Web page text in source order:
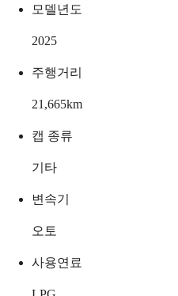
모델년도
2025
주행거리
21,665km
캡 종류
기타
변속기
오토
사용연료